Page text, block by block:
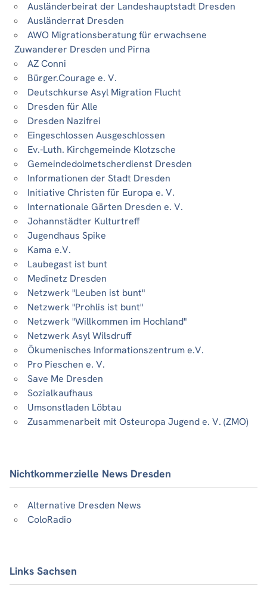
Ausländerbeirat der Landeshauptstadt Dresden
Ausländerrat Dresden
AWO Migrationsberatung für erwachsene
Zuwanderer Dresden und Pirna
AZ Conni
Bürger.Courage e. V.
Deutschkurse Asyl Migration Flucht
Dresden für Alle
Dresden Nazifrei
Eingeschlossen Ausgeschlossen
Ev.-Luth. Kirchgemeinde Klotzsche
Gemeindedolmetscherdienst Dresden
Informationen der Stadt Dresden
Initiative Christen für Europa e. V.
Internationale Gärten Dresden e. V.
Johannstädter Kulturtreff
Jugendhaus Spike
Kama e.V.
Laubegast ist bunt
Medinetz Dresden
Netzwerk "Leuben ist bunt"
Netzwerk "Prohlis ist bunt"
Netzwerk "Willkommen im Hochland"
Netzwerk Asyl Wilsdruff
Ökumenisches Informationszentrum e.V.
Pro Pieschen e. V.
Save Me Dresden
Sozialkaufhaus
Umsonstladen Löbtau
Zusammenarbeit mit Osteuropa Jugend e. V. (ZMO)
Nichtkommerzielle News Dresden
Alternative Dresden News
ColoRadio
Links Sachsen